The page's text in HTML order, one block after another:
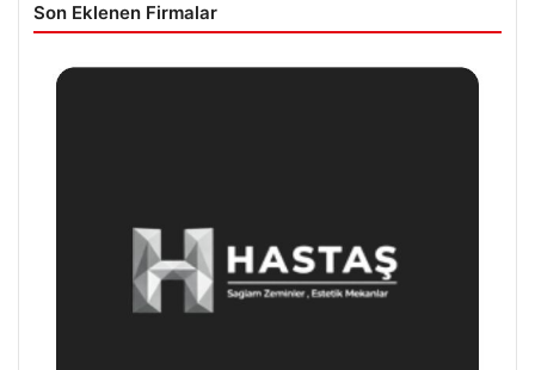
Son Eklenen Firmalar